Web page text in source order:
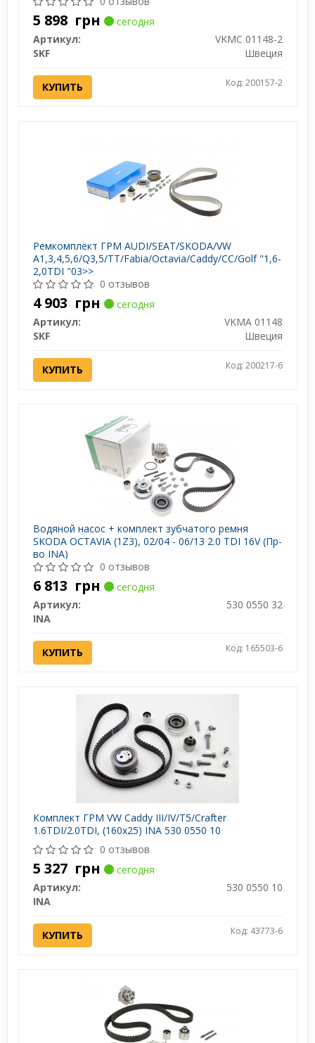
5 898 грн
сегодня
Артикул:
VKMC 01148-2
SKF
Швеция
КУПИТЬ Код: 200157-2
Ремкомплект ГРМ AUDI/SEAT/SKODA/VW
A1,3,4,5,6/Q3,5/TT/Fabia/Octavia/Caddy/CC/Golf "1,6-
2,0TDI "03>>
0 отзывов
4 903 грн
сегодня
Артикул:
VKMA 01148
SKF
Швеция
КУПИТЬ Код: 200217-6
Водяной насос + комплект зубчатого ремня
SKODA OCTAVIA (1Z3), 02/04 - 06/13 2.0 TDI 16V (Пр-
во INA)
0 отзывов
6 813 грн
сегодня
Артикул:
530 0550 32
INA
КУПИТЬ Код: 165503-6
Комплект ГРМ VW Caddy III/IV/T5/Crafter
1.6TDI/2.0TDI, (160x25) INA 530 0550 10
0 отзывов
5 327 грн
сегодня
Артикул:
530 0550 10
INA
КУПИТЬ Код: 43773-6